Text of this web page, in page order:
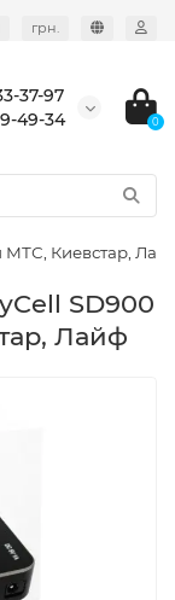
грн.
37-97
49-34
0
МТС, Киевстар,
SD900
Лайф